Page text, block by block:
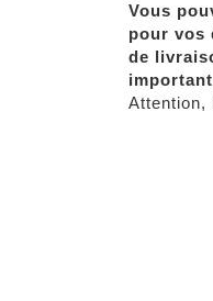
Vous
pour vos
de
Attention,